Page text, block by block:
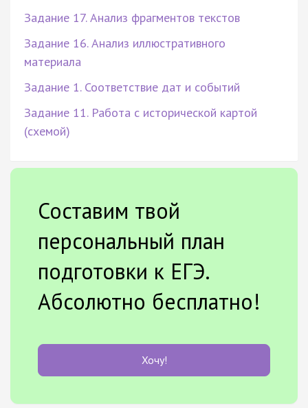
Задание 17. Анализ фрагментов текстов
Задание 16. Анализ иллюстративного
материала
Задание 1. Соответствие дат и событий
Задание 11. Работа с исторической картой
(схемой)
Составим твой
персональный план
подготовки к ЕГЭ.
Абсолютно бесплатно!
Хочу!